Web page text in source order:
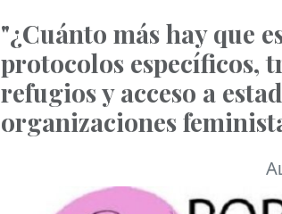
"¿Cuánto más hay que
protocolos específicos,
refugios y acceso a
organizaciones